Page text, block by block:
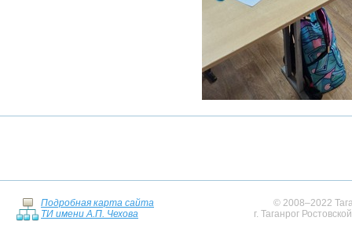
Подробная карта сайта
ТИ имени А.П. Чехова
© 2008–2022
г. Таганрог